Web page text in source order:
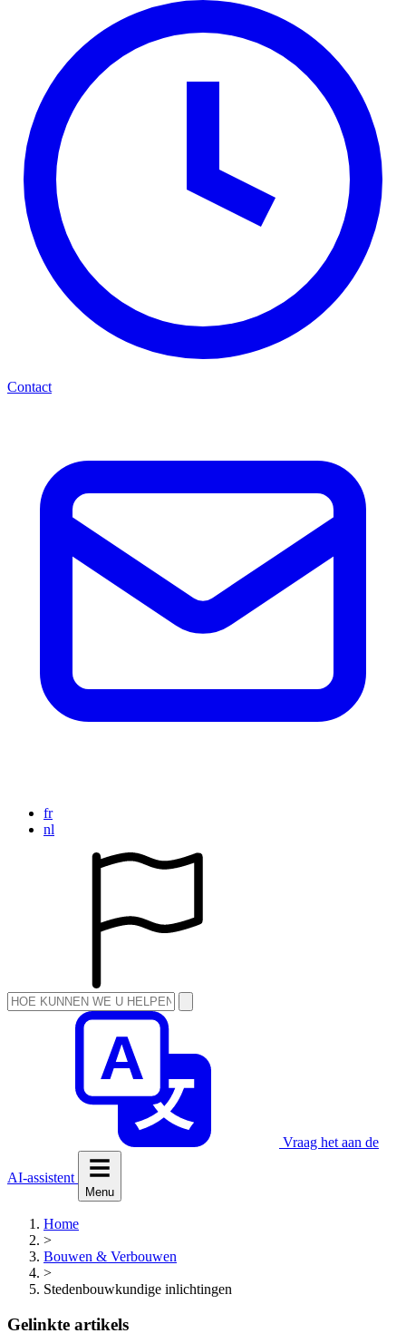
Contact
fr
nl
Vraag het aan de
AI-assistent
Menu
Home
>
Bouwen & Verbouwen
>
Stedenbouwkundige inlichtingen
Gelinkte artikels